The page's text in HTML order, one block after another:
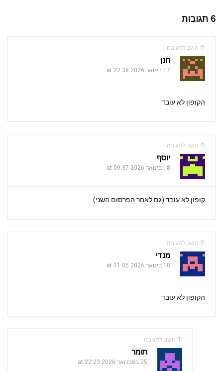
6 תגובות
השב לתגובה
חנן
17 בינואר 2026 at 22:36
הקופון לא עובד
השב לתגובה
יוסף
18 בינואר 2026 at 09:37
קופון לא עובד (גם לאחר הפרסום השני)
השב לתגובה
מנדי
18 בינואר 2026 at 11:05
הקופון לא עובד
השב לתגובה
תומר
25 בפברואר 2026 at 22:23